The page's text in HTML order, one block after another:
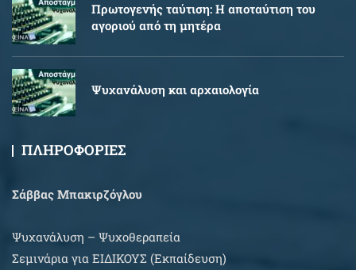
Πρωτογενής ταύτιση: Η αποταύτιση του
αγοριού από τη μητέρα
Ψυχανάλυση και αρχαιολογία
ΠΛΗΡΟΦΟΡΙΕΣ
Σάββας Μπακιρζόγλου
Ψυχανάλυση – Ψυχοθεραπεία
Σεμινάρια για EIΔΙΚΟΥΣ (Εκπαίδευση)